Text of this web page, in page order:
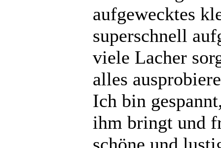
aufgewecktes
superschnell
viele Lacher
alles
Ich bin
ihm bringt und